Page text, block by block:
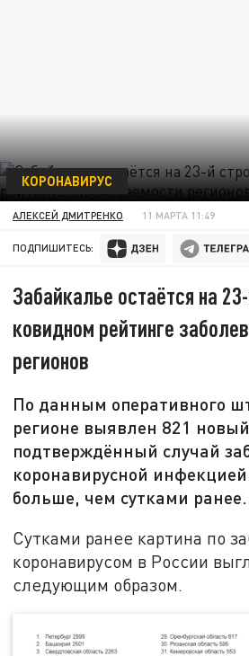
КОРОНАВИРУС
АЛЕКСЕЙ ДМИТРЕНКО 11 МАРТА 11:49
ПОДПИШИТЕСЬ:
Забайкалье остаётся на
ковидном рейтинге
регионов
По данным оперативного
регионе выявлен 821 новый
подтверждённый случай
коронавирусной
больше, чем сутками ранее.
Сутками ранее картина по
коронавирусом в России
следующим образом.